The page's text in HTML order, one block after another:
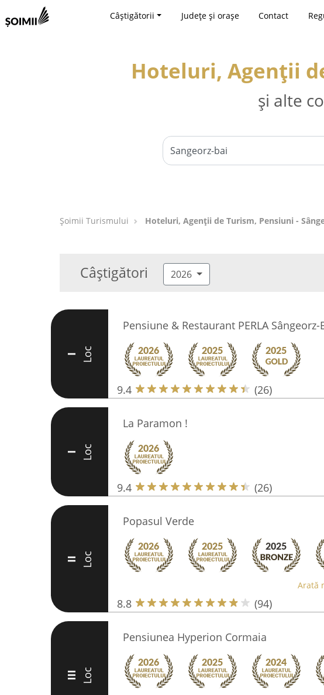
Câștigătorii Județe și orașe Contact
Hoteluri, Agenții
și alte
Șoimii Turismului Hoteluri, Agenții de Turism, Pensiuni -
Câștigători 2026
I Loc
Pensiune & Restaurant PERLA Sângeorz-
9.4 (26)
I Loc
La Paramon !
9.4 (26)
II Loc
Popasul Verde
Arată
8.8 (94)
III Loc
Pensiunea Hyperion Cormaia